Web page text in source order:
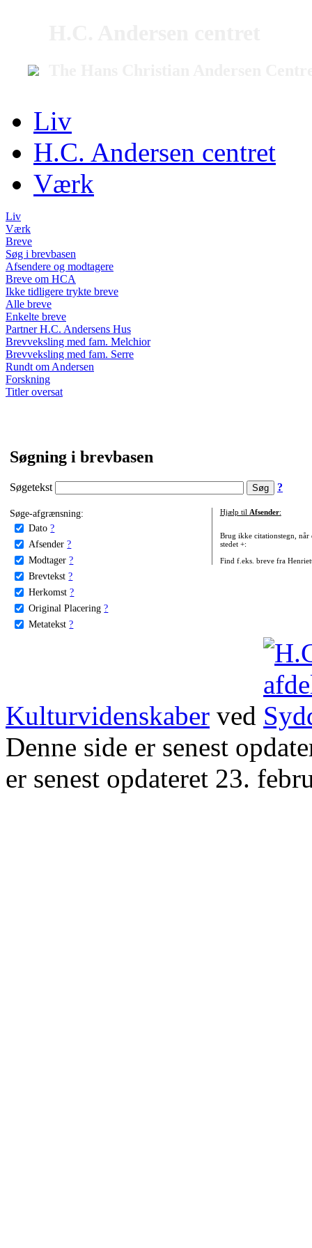
Liv
H.C. Andersen centret
Værk
Liv
Værk
Breve
Søg i brevbasen
Afsendere og modtagere
Breve om HCA
Ikke tidligere trykte breve
Alle breve
Enkelte breve
Partner H.C. Andersens Hus
Brevveksling med fam. Melchior
Brevveksling med fam. Serre
Rundt om Andersen
Forskning
Titler oversat
Søgning i brevbasen
Søgetekst ?
Søge-afgrænsning:
Dato ?
Afsender ?
Modtager ?
Brevtekst ?
Herkomst ?
Original Placering ?
Metatekst ?
Hjælp til Afsender:
Brug ikke citationstegn, når
stedet +:
Find f.eks. breve fra
Kulturvidenskaber ved
Denne side er senest
er senest opdateret 23.